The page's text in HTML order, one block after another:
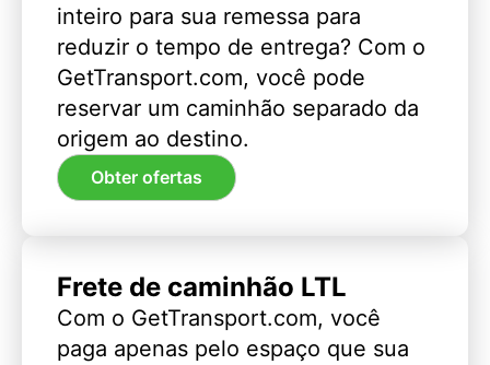
inteiro para sua remessa para
reduzir o tempo de entrega? Com o
GetTransport.com, você pode
reservar um caminhão separado da
origem ao destino.
Obter ofertas
Frete de caminhão LTL
Com o GetTransport.com, você
paga apenas pelo espaço que sua